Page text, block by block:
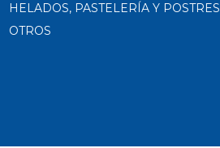
HELADOS, PASTELERÍA Y POSTRES
OTROS